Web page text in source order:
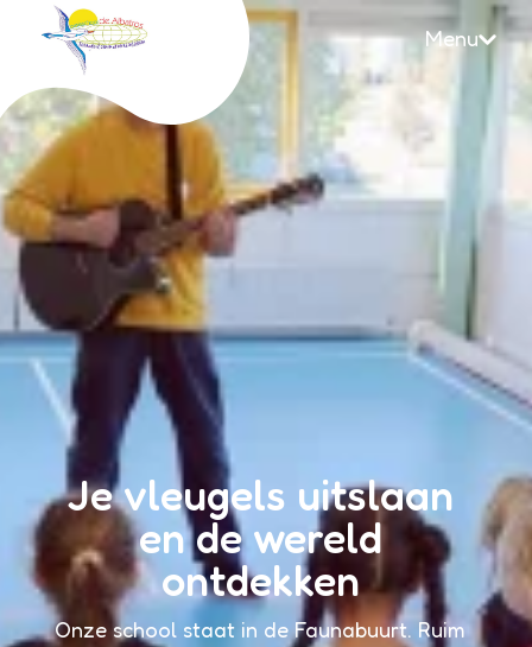
Albatros
Menu
Je vleugels uitslaan
en de wereld
ontdekken
Onze school staat in de Faunabuurt. Ruim